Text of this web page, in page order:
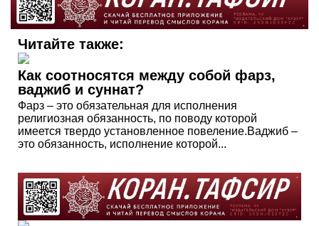
Читайте также:
Как соотносятся между собой фарз,
ваджиб и суннат?
Фарз – это обязательная для исполнения
религиозная обязанность, по поводу которой
имеется твердо установленное повеление.Ваджиб –
это обязанность, исполнение которой...